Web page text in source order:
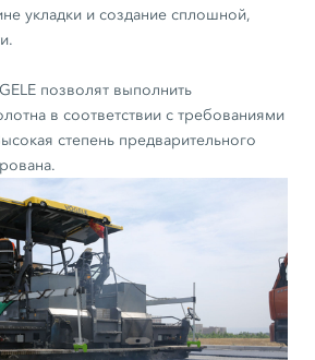
укладки и создание сплошной,
позволят выполнить
в соответствии с требованиями
степень предварительного